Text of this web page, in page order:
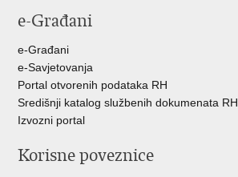
e-Građani
e-Građani
e-Savjetovanja
Portal otvorenih podataka RH
Središnji katalog službenih dokumenata RH
Izvozni portal
Korisne poveznice